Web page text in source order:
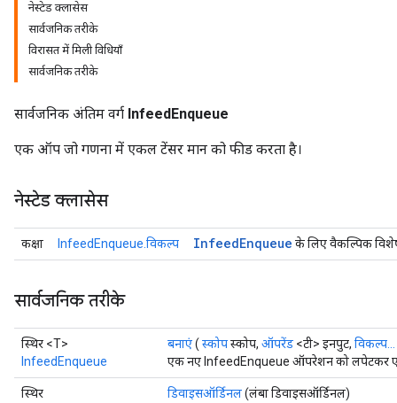
नेस्टेड क्लासेस
सार्वजनिक तरीके
विरासत में मिली विधियाँ
सार्वजनिक तरीके
सार्वजनिक अंतिम वर्ग InfeedEnqueue
एक ऑप जो गणना में एकल टेंसर मान को फीड करता है।
नेस्टेड क्लासेस
कक्षा InfeedEnqueue.विकल्प InfeedEnqueue के लिए वैकल्पिक
सार्वजनिक तरीके
स्थिर <T>
InfeedEnqueue
बनाएं( स्कोपस्कोप, ऑपरेंड <टी> इनपुट, विकल्प...
एक नए InfeedEnqueue ऑपरेशन को लपेटकर
स्थिर
डिवाइसऑर्डिनल(लंबा डिवाइसऑर्डिनल)